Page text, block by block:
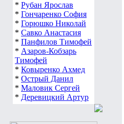
* Рубан Ярослав
* Гончаренко София
* Горюшко Николай
* Савко Анастасия
* Панфилов Тимофей
* Азаров-Кобзарь
Тимофей
* Ковыренко Ахмед
* Острый Данил
* Маловик Сергей
* Деревицкий Артур